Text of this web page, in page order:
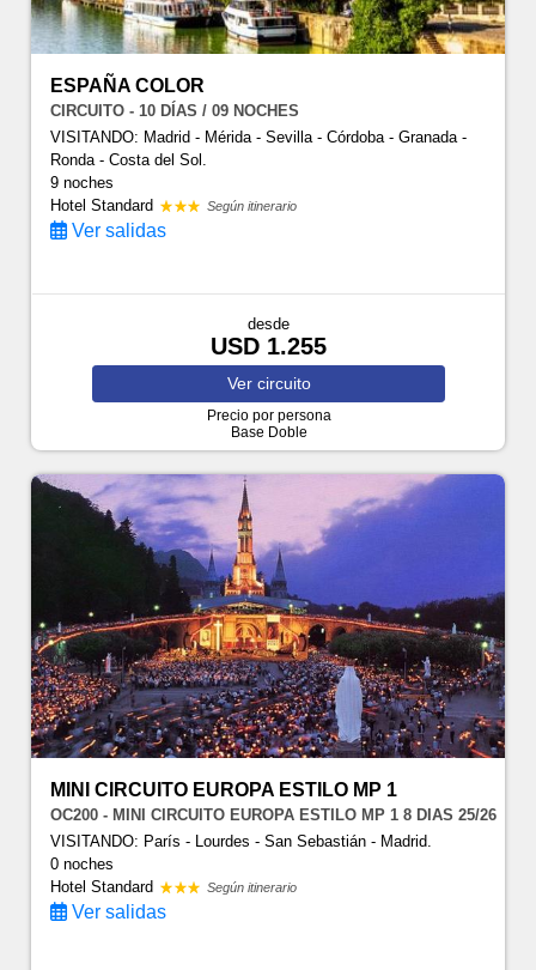
ESPAÑA COLOR
CIRCUITO - 10 DÍAS / 09 NOCHES
VISITANDO: Madrid - Mérida - Sevilla - Córdoba - Granada -
Ronda - Costa del Sol.
9 noches
Hotel Standard
Según itinerario
Ver salidas
desde
USD 1.255
Ver circuito
Precio por persona
Base Doble
MINI CIRCUITO EUROPA ESTILO MP 1
OC200 - MINI CIRCUITO EUROPA ESTILO MP 1 8 DIAS 25/26
VISITANDO: París - Lourdes - San Sebastián - Madrid.
0 noches
Hotel Standard
Según itinerario
Ver salidas